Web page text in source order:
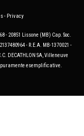
- Privacy
- 20851 Lissone (MB) Cap. Soc.
- R.E.A. MB-1370021 -
DECATHLON SA, Villeneuve
puramente esemplificative.